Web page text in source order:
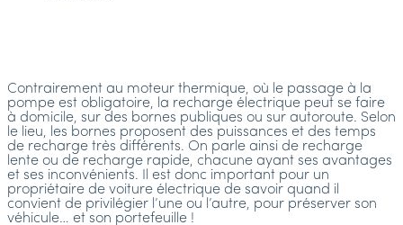
Contrairement au moteur thermique, où le passage à la
pompe est obligatoire, la recharge électrique peut se faire
à domicile, sur des bornes publiques ou sur autoroute. Selon
le lieu, les bornes proposent des puissances et des temps
de recharge très différents. On parle ainsi de recharge
lente ou de recharge rapide, chacune ayant ses avantages
et ses inconvénients. Il est donc important pour un
propriétaire de voiture électrique de savoir quand il
convient de privilégier l’une ou l’autre, pour préserver son
véhicule… et son portefeuille !